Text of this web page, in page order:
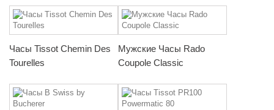
Часы Tissot Chemin Des
Tourelles
Мужские Часы Rado
Coupole Classic